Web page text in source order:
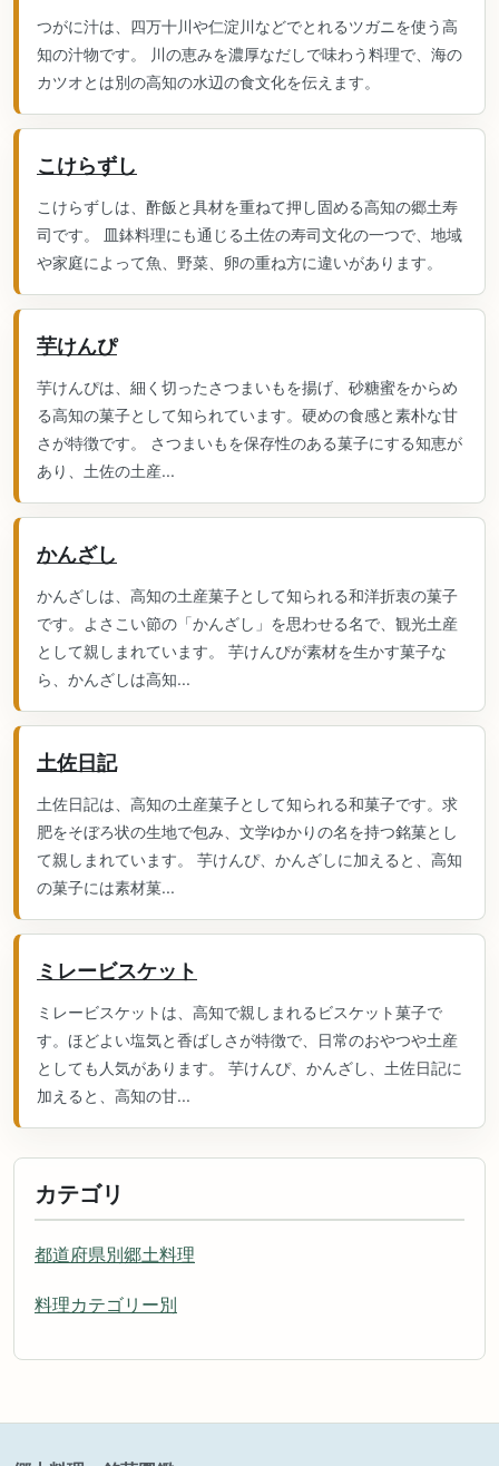
つがに汁は、四万十川や仁淀川などでとれるツガニを使う高
知の汁物です。 川の恵みを濃厚なだしで味わう料理で、海の
カツオとは別の高知の水辺の食文化を伝えます。
こけらずし
こけらずしは、酢飯と具材を重ねて押し固める高知の郷土寿
司です。 皿鉢料理にも通じる土佐の寿司文化の一つで、地域
や家庭によって魚、野菜、卵の重ね方に違いがあります。
芋けんぴ
芋けんぴは、細く切ったさつまいもを揚げ、砂糖蜜をからめ
る高知の菓子として知られています。硬めの食感と素朴な甘
さが特徴です。 さつまいもを保存性のある菓子にする知恵が
あり、土佐の土産...
かんざし
かんざしは、高知の土産菓子として知られる和洋折衷の菓子
です。よさこい節の「かんざし」を思わせる名で、観光土産
として親しまれています。 芋けんぴが素材を生かす菓子な
ら、かんざしは高知...
土佐日記
土佐日記は、高知の土産菓子として知られる和菓子です。求
肥をそぼろ状の生地で包み、文学ゆかりの名を持つ銘菓とし
て親しまれています。 芋けんぴ、かんざしに加えると、高知
の菓子には素材菓...
ミレービスケット
ミレービスケットは、高知で親しまれるビスケット菓子で
す。ほどよい塩気と香ばしさが特徴で、日常のおやつや土産
としても人気があります。 芋けんぴ、かんざし、土佐日記に
加えると、高知の甘...
カテゴリ
都道府県別郷土料理
料理カテゴリー別